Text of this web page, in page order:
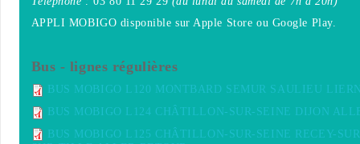
APPLI MOBIGO disponible sur Apple Store ou Google Play.
Bus - lignes régulières
BUS MOBIGO L120 MONTBARD SEMUR SAULIEU
BUS MOBIGO L124 CHÂTILLON-SUR-SEINE DIJON
BUS MOBIGO L125 CHÂTILLON-SUR-SEINE RECEY-